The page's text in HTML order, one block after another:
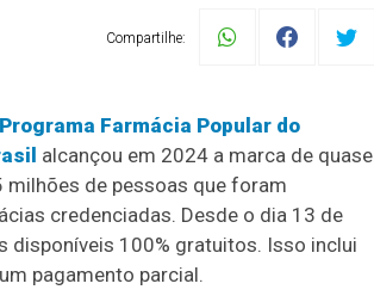
Compartilhe:
Programa Farmácia Popular do
alcançou em 2024 a marca de quase
milhões de pessoas que foram
credenciadas. Desde o dia 13 de
disponíveis 100% gratuitos. Isso inclui
pagamento parcial.